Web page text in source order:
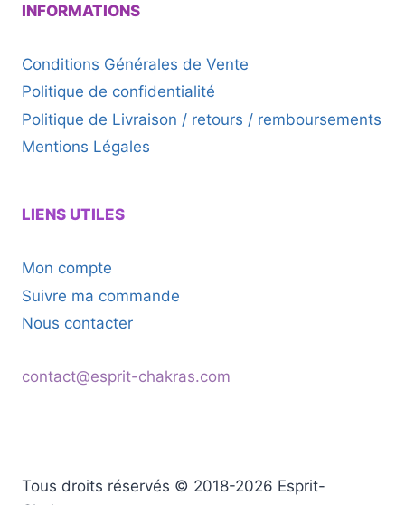
INFORMATIONS
Conditions Générales de Vente
Politique de confidentialité
Politique de Livraison / retours / remboursements
Mentions Légales
LIENS UTILES
Mon compte
Suivre ma commande
Nous contacter
contact@esprit-chakras.com
Tous droits réservés © 2018-2026 Esprit-